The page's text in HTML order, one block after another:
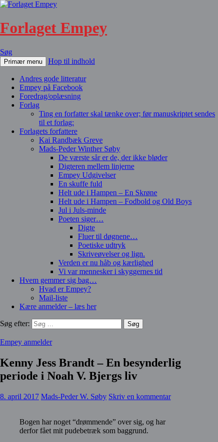
Forlaget Empey
Søg
Primær menu Hop til indhold
Andres gode litteratur
Empey på Facebook
Foredrag/oplæsning
Forlag
Ting en forfatter skal tænke over; før manuskriptet sendes
til et forlag:
Forlagets forfattere
Kai Randbæk Greve
Mads-Peder Winther Søby
De værste sår er de, der ikke bløder
Digteren mellem linjerne
Empey Udgivelser
En skuffe fuld
Helt ude i Hampen – En Skrøne
Helt ude i Hampen – Fodbold og Old Boys
Jul i Juls-minde
Poeten siger…
Digte
Fluer til døgnene…
Poetiske udtryk
Skriveøvelser og lign.
Verden er nu håb og kærlighed
Vi var mennesker i skyggernes tid
Hvem gemmer sig bag…
Hvad er Empey?
Mail-liste
Kære anmelder – læs her
Søg efter:
Empey anmelder
Kenny Jess Brandt – En besynderlig
periode i Noah V. Bjergs liv
8. april 2017 Mads-Peder W. Søby Skriv en kommentar
Bogen har noget “drømmende” over sig, og har
derfor fået mit pudebetræk som baggrund.